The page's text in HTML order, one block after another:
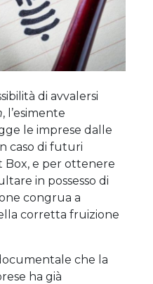
di avvalersi
, l’esimente
le imprese dalle
caso di futuri
e per ottenere
in possesso di
congrua a
corretta fruizione
che la
ha già